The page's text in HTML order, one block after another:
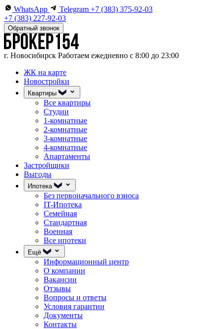
WhatsApp Telegram +7 (383) 375-92-03
+7 (383) 227-92-03
Обратный звонок
г. Новосибирск Работаем ежедневно с 8:00 до 23:00
ЖК на карте
Новостройки
Квартиры
Все квартиры
Студии
1-комнатные
2-комнатные
3-комнатные
4-комнатные
Апартаменты
Застройщики
Выгоды
Ипотека
Без первоначального взноса
IT-Ипотека
Семейная
Стандартная
Военная
Все ипотеки
Ещё
Информационный центр
О компании
Вакансии
Отзывы
Вопросы и ответы
Условия гарантии
Документы
Контакты